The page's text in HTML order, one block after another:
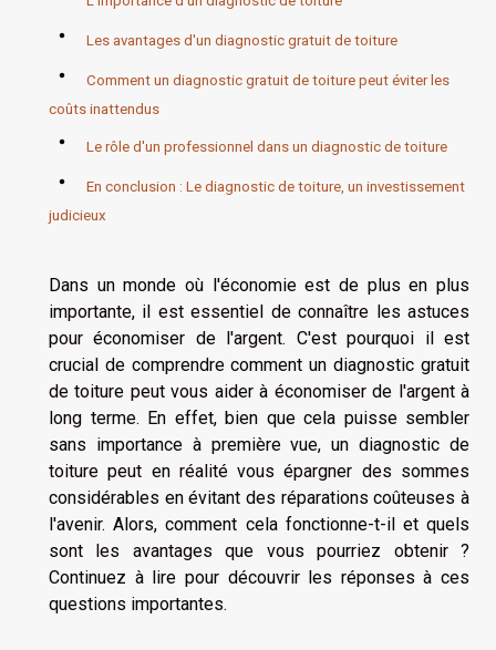
Les avantages d'un diagnostic gratuit de toiture
Comment un diagnostic gratuit de toiture peut éviter les
coûts inattendus
Le rôle d'un professionnel dans un diagnostic de toiture
En conclusion : Le diagnostic de toiture, un investissement
judicieux
Dans un monde où l'économie est de plus en plus
importante, il est essentiel de connaître les astuces
pour économiser de l'argent. C'est pourquoi il est
crucial de comprendre comment un diagnostic gratuit
de toiture peut vous aider à économiser de l'argent à
long terme. En effet, bien que cela puisse sembler
sans importance à première vue, un diagnostic de
toiture peut en réalité vous épargner des sommes
considérables en évitant des réparations coûteuses à
l'avenir. Alors, comment cela fonctionne-t-il et quels
sont les avantages que vous pourriez obtenir ?
Continuez à lire pour découvrir les réponses à ces
questions importantes.